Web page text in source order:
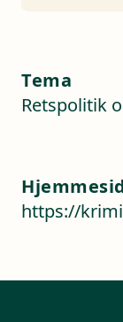
Tema
Retspolitik
https://